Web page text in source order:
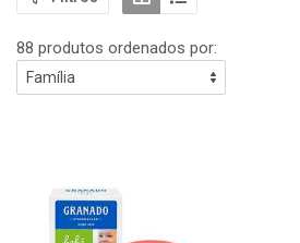
88 produtos ordenados por: